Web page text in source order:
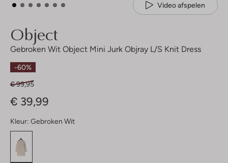
Video afspelen
Object
Gebroken Wit Object Mini Jurk Objray L/s Knit Dress
-60%
€ 99,95
€ 39,99
Kleur: Gebroken Wit